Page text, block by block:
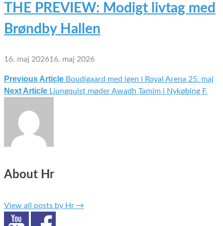
THE PREVIEW: Modigt livtag med
Brøndby Hallen
16. maj 202616. maj 2026
Indlægsnavigation
Previous Article Boudigaard med igen i Royal Arena 25. maj
Next Article Ljungquist møder Awadh Tamim i Nykøbing F.
About Hr
View all posts by Hr →